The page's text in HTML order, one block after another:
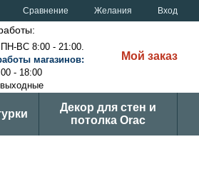
Сравнение Желания Вход
ПН-ВС 8:00 - 21:00.
боты магазинов:
- 18:00
Мой заказ
Декор для стен и
потолка Orac